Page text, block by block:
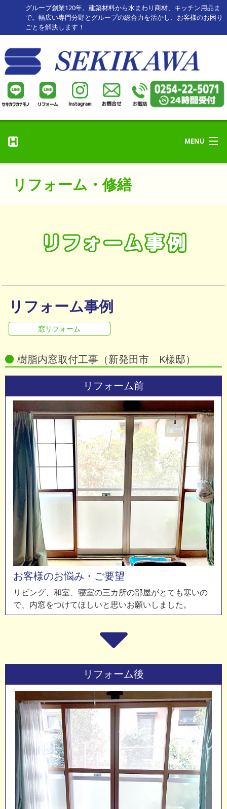
グループ創業120年。建築材料から水まわり商材、キッチン用品ま
で。幅広い専門分野とグループの総合力を活かし、お客様のお困り
ごとを解決します！
MENU
リフォーム・修理
リフォーム事例
会社情報
リフォーム・修繕
リフォーム事例
窓リフォーム
樹脂内窓取付工事（新発田市 K様邸）
リフォーム前
お客様のお悩み・ご要望
リビング、和室、寝室の三カ所の部屋がとても寒いの
で、内窓をつけてほしいと思いお願いしました。
リフォーム後